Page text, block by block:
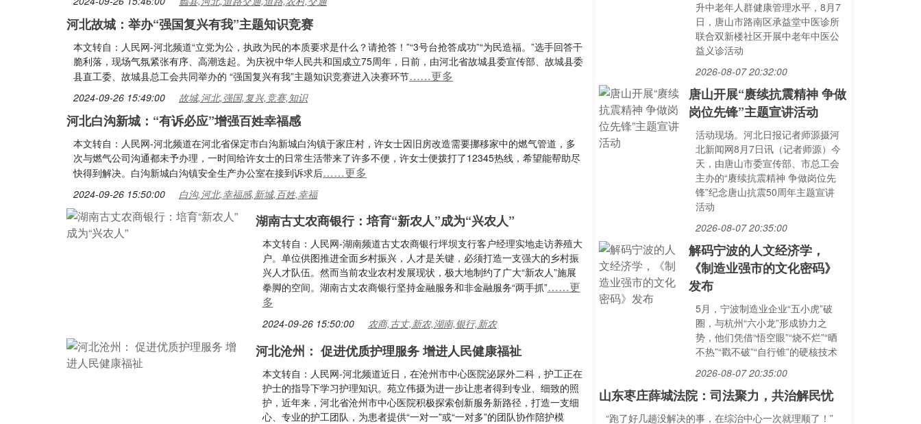
河北故城：举办“强国复兴有我”主题知识竞赛
本文转自：人民网-河北频道“立党为公，执政为民的本质要求是什么？请抢答！”“3号台抢答成功”“为民造福。”选手回答干
脆利落，现场气氛紧张有序、高潮迭起。为庆祝中华人民共和国成立75周年，日前，由河北省故城县委宣传部、故城县委
县直工委、故城县总工会共同举办的 “强国复兴有我”主题知识竞赛进入决赛环节……更多
2024-09-26 15:49:00 故城,河北,强国,复兴,竞赛,知识
河北白沟新城：“有诉必应”增强百姓幸福感
本文转自：人民网-河北频道在河北省保定市白沟新城白沟镇于家庄村，许女士因旧房改造需要挪移家中的燃气管道，多
次与燃气公司沟通都未予办理，一时间给许女士的日常生活带来了许多不便，许女士便拨打了12345热线，希望能帮助尽
快得到解决。白沟新城白沟镇安全生产办公室在接到诉求后……更多
2024-09-26 15:50:00 白沟,河北,幸福感,新城,百姓,幸福
湖南古丈农商银行：培育“新农人”成为“兴农人”
本文转自：人民网-湖南频道古丈农商银行坪坝支行客户经理实地走访养殖大
户。单位供图推进全面乡村振兴，人才是关键，必须打造一支强大的乡村振
兴人才队伍。然而当前农业农村发展现状，极大地制约了广大“新农人”施展
拳脚的空间。湖南古丈农商银行坚持金融服务和非金融服务“两手抓”……更
多
2024-09-26 15:50:00 农商,古丈,新农,湖南,银行,新农
河北沧州： 促进优质护理服务 增进人民健康福祉
本文转自：人民网-河北频道近日，在沧州市中心医院泌尿外二科，护工正在
护士的指导下学习护理知识。苑立伟摄为进一步让患者得到专业、细致的照
护，近年来，河北省沧州市中心医院积极探索创新服务新路径，打造一支细
心、专业的护工团队，为患者提供“一对一”或“一对多”的团队协作陪护模
升中老年人群健康管理水平，8月7
日，唐山市路南区承益堂中医诊所
联合双新楼社区开展中老年中医公
益义诊活动
2026-08-07 20:32:00
唐山开展“赓续抗震精神 争做
岗位先锋”主题宣讲活动
活动现场。河北日报记者师源摄河
北新闻网8月7日讯（记者师源）今
天，由唐山市委宣传部、市总工会
主办的“赓续抗震精神 争做岗位先
锋”纪念唐山抗震50周年主题宣讲
活动
2026-08-07 20:35:00
解码宁波的人文经济学，
《制造业强市的文化密码》
发布
5月，宁波制造业企业“五小虎”破
圈，与杭州“六小龙”形成协力之
势，他们凭借“悟空眼”“烧不烂”“晒
不热”“戳不破”“自行锥”的硬核技术
2026-08-07 20:35:00
山东枣庄薛城法院：司法聚力，共治解民忧
“跑了好几趟没解决的事，在综治中心一次就理顺了！”